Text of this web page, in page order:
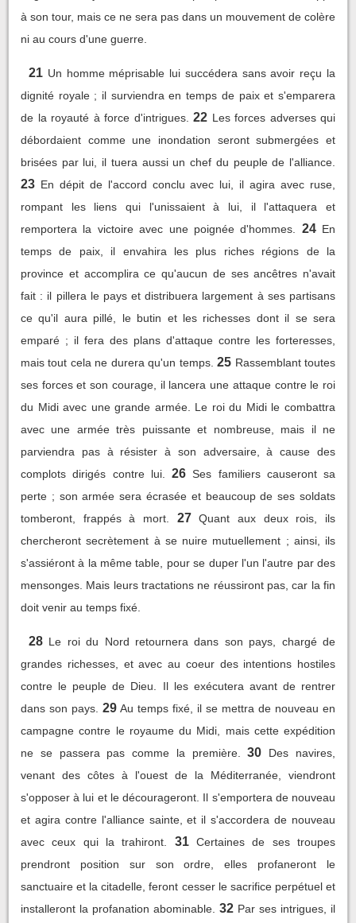
à son tour, mais ce ne sera pas dans un mouvement de colère
ni au cours d'une guerre.
21 Un homme méprisable lui succédera sans avoir reçu la
dignité royale ; il surviendra en temps de paix et s'emparera
de la royauté à force d'intrigues. 22 Les forces adverses qui
débordaient comme une inondation seront submergées et
brisées par lui, il tuera aussi un chef du peuple de l'alliance.
23 En dépit de l'accord conclu avec lui, il agira avec ruse,
rompant les liens qui l'unissaient à lui, il l'attaquera et
remportera la victoire avec une poignée d'hommes.
24 En
temps de paix, il envahira les plus riches régions de la
province et accomplira ce qu'aucun de ses ancêtres n'avait
fait : il pillera le pays et distribuera largement à ses partisans
ce qu'il aura pillé, le butin et les richesses dont il se sera
emparé ; il fera des plans d'attaque contre les forteresses,
mais tout cela ne durera qu'un temps. 25 Rassemblant toutes
ses forces et son courage, il lancera une attaque contre le roi
du Midi avec une grande armée. Le roi du Midi le combattra
avec une armée très puissante et nombreuse, mais il ne
parviendra pas à résister à son adversaire, à cause des
complots dirigés contre lui.
26 Ses familiers causeront sa
perte ; son armée sera écrasée et beaucoup de ses soldats
tomberont, frappés à mort.
27
Quant aux deux rois, ils
chercheront secrètement à se nuire mutuellement ; ainsi, ils
s'assiéront à la même table, pour se duper l'un l'autre par des
mensonges. Mais leurs tractations ne réussiront pas, car la fin
doit venir au temps fixé.
28 Le roi du Nord retournera dans son pays, chargé de
grandes richesses, et avec au coeur des intentions hostiles
contre le peuple de Dieu. Il les exécutera avant de rentrer
dans son pays. 29 Au temps fixé, il se mettra de nouveau en
campagne contre le royaume du Midi, mais cette expédition
ne se passera pas comme la première.
30
Des navires,
venant des côtes à l'ouest de la Méditerranée, viendront
s'opposer à lui et le décourageront. Il s'emportera de nouveau
et agira contre l'alliance sainte, et il s'accordera de nouveau
avec ceux qui la trahiront.
31 Certaines de ses troupes
prendront position sur son ordre, elles profaneront le
sanctuaire et la citadelle, feront cesser le sacrifice perpétuel et
installeront la profanation abominable. 32 Par ses intrigues, il